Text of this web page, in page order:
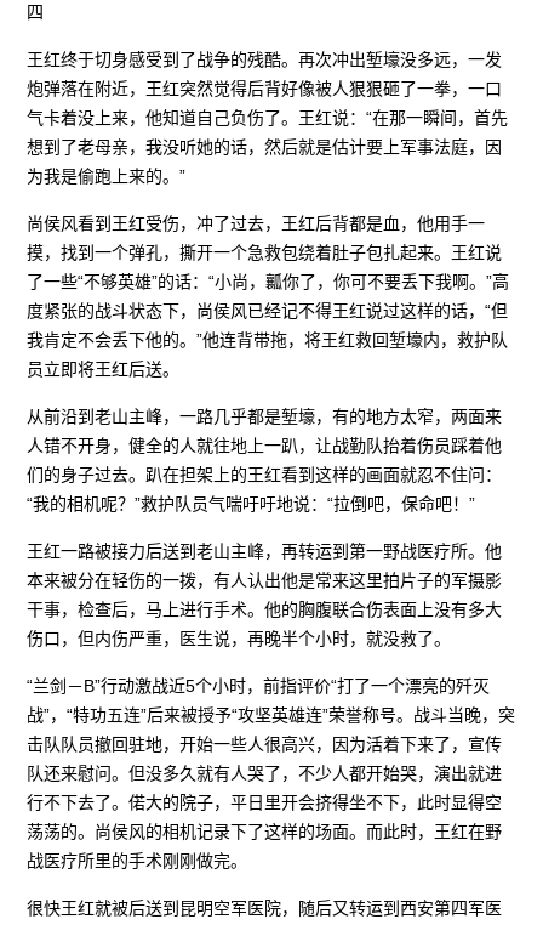
四
王红终于切身感受到了战争的残酷。再次冲出堑壕没多远，一发
炮弹落在附近，王红突然觉得后背好像被人狠狠砸了一拳，一口
气卡着没上来，他知道自己负伤了。王红说：“在那一瞬间，首先
想到了老母亲，我没听她的话，然后就是估计要上军事法庭，因
为我是偷跑上来的。”
尚侯风看到王红受伤，冲了过去，王红后背都是血，他用手一
摸，找到一个弹孔，撕开一个急救包绕着肚子包扎起来。王红说
了一些“不够英雄”的话：“小尚，瓤你了，你可不要丢下我啊。”高
度紧张的战斗状态下，尚侯风已经记不得王红说过这样的话，“但
我肯定不会丢下他的。”他连背带拖，将王红救回堑壕内，救护队
员立即将王红后送。
从前沿到老山主峰，一路几乎都是堑壕，有的地方太窄，两面来
人错不开身，健全的人就往地上一趴，让战勤队抬着伤员踩着他
们的身子过去。趴在担架上的王红看到这样的画面就忍不住问：
“我的相机呢？”救护队员气喘吁吁地说：“拉倒吧，保命吧！”
王红一路被接力后送到老山主峰，再转运到第一野战医疗所。他
本来被分在轻伤的一拨，有人认出他是常来这里拍片子的军摄影
干事，检查后，马上进行手术。他的胸腹联合伤表面上没有多大
伤口，但内伤严重，医生说，再晚半个小时，就没救了。
“兰剑－B”行动激战近5个小时，前指评价“打了一个漂亮的歼灭
战”，“特功五连”后来被授予“攻坚英雄连”荣誉称号。战斗当晚，突
击队队员撤回驻地，开始一些人很高兴，因为活着下来了，宣传
队还来慰问。但没多久就有人哭了，不少人都开始哭，演出就进
行不下去了。偌大的院子，平日里开会挤得坐不下，此时显得空
荡荡的。尚侯风的相机记录下了这样的场面。而此时，王红在野
战医疗所里的手术刚刚做完。
很快王红就被后送到昆明空军医院，随后又转运到西安第四军医